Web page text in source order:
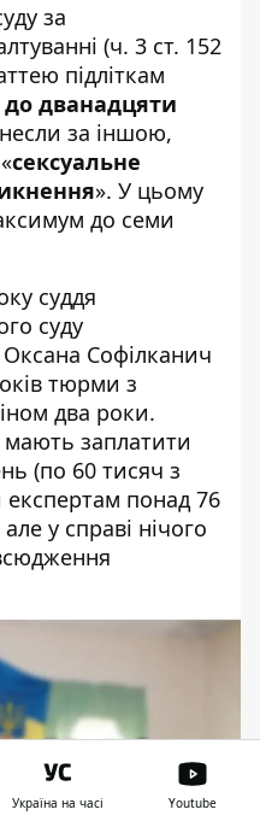
за
(ч. 3 ст. 152
підліткам
до дванадцяти
за іншою,
сексуальне
». У цьому
до семи
суддя
суду
Оксана Софілканич
тюрми з
два роки.
заплатити
(по 60 тисяч з
понад 76
у справі нічого
Україна на часі Youtube